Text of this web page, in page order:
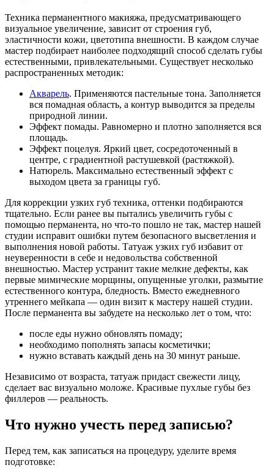
Техника перманентного макияжа, предусматривающего
визуальное увеличение, зависит от строения губ,
эластичности кожи, цветотипа внешности. В каждом случае
мастер подбирает наиболее подходящий способ сделать губы
естественными, привлекательными. Существует несколько
распространенных методик:
Акварель. Применяются пастельные тона. Заполняется
вся помадная область, а контур выводится за пределы
природной линии.
Эффект помады. Равномерно и плотно заполняется вся
площадь.
Эффект поцелуя. Яркий цвет, сосредоточенный в
центре, с градиентной растушевкой (растяжкой).
Натюрель. Максимально естественный эффект с
выходом цвета за границы губ.
Для коррекции узких губ техника, оттенки подбираются
тщательно. Если ранее вы пытались увеличить губы с
помощью перманента, но что-то пошло не так, мастер нашей
студии исправит ошибки путем безопасного высветления и
выполнения новой работы. Татуаж узких губ избавит от
неуверенности в себе и недовольства собственной
внешностью. Мастер устранит такие мелкие дефекты, как
первые мимические морщины, опущенные уголки, размытие
естественного контура, бледность. Вместо ежедневного
утреннего мейкапа — один визит к мастеру нашей студии.
После перманента вы забудете на несколько лет о том, что:
после еды нужно обновлять помаду;
необходимо пополнять запасы косметички;
нужно вставать каждый день на 30 минут раньше.
Независимо от возраста, татуаж придаст свежести лицу,
сделает вас визуально моложе. Красивые пухлые губы без
филлеров — реальность.
Что нужно учесть перед записью?
Перед тем, как записаться на процедуру, уделите время
подготовке: